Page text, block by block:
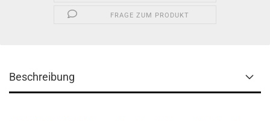
FRAGE ZUM PRODUKT
Beschreibung